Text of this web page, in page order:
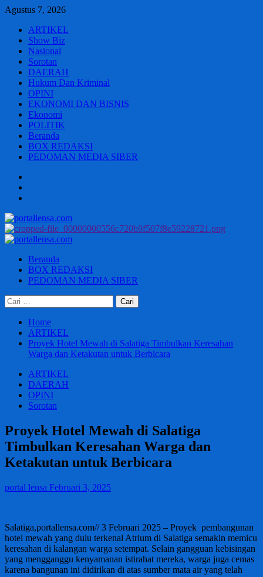
Skip
content
Agustus 7, 2026
ARTIKEL
Show Biz
Nasional
Sorotan
DAERAH
Hukum Dan Kriminal
OPINI
EKONOMI DAN BISNIS
Ekonomi
POLITIK
Beranda
BOX REDAKSI
PEDOMAN MEDIA SIBER
SIBER
Primary
Beranda
BOX REDAKSI
PEDOMAN MEDIA SIBER
Cari
untuk:
Home
ARTIKEL
Proyek Hotel Mewah di Salatiga Timbulkan Keresahan
Warga dan Ketakutan untuk Berbicara
ARTIKEL
DAERAH
OPINI
Sorotan
Proyek Hotel Mewah di Salatiga
Timbulkan Keresahan Warga dan
Ketakutan untuk Berbicara
portal lensa Februari 3, 2025
Salatiga,portallensa.com// 3 Februari 2025 – Proyek pembangunan
hotel mewah yang dulu terkenal Atrium di Salatiga semakin memicu
keresahan di kalangan warga setempat. Selain gangguan kebisingan
yang mengganggu kenyamanan istirahat mereka, warga juga cemas
karena bangunan ini didirikan di atas sumber mata air yang telah